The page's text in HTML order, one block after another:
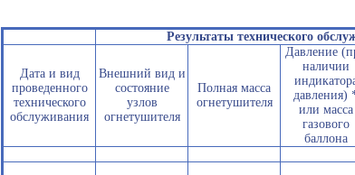
Результаты технического
Дата и вид
проведенного
технического
обслуживания
Внешний вид и
состояние
узлов
огнетушителя
Полная масса
огнетушителя
Давление
наличии
давления)
или масса
газового
баллона